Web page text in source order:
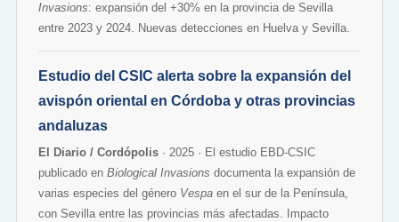
Invasions: expansión del +30% en la provincia de Sevilla
entre 2023 y 2024. Nuevas detecciones en Huelva y Sevilla.
Estudio del CSIC alerta sobre la expansión del
avispón oriental en Córdoba y otras provincias
andaluzas
El Diario / Cordópolis· 2025 · El estudio EBD-CSIC
publicado en Biological Invasions documenta la expansión de
varias especies del género Vespaen el sur de la Península,
con Sevilla entre las provincias más afectadas. Impacto